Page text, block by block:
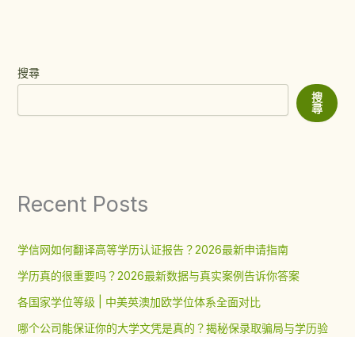
搜尋
搜
尋
Recent Posts
学信网如何翻译高等学历认证报告？2026最新申请指南
学历真的很重要吗？2026最新数据与真实案例告诉你答案
各国家学位等级 | 中美英澳加欧学位体系全面对比
哪个公司能保证你的大学文凭是真的？揭秘保录取骗局与学历验